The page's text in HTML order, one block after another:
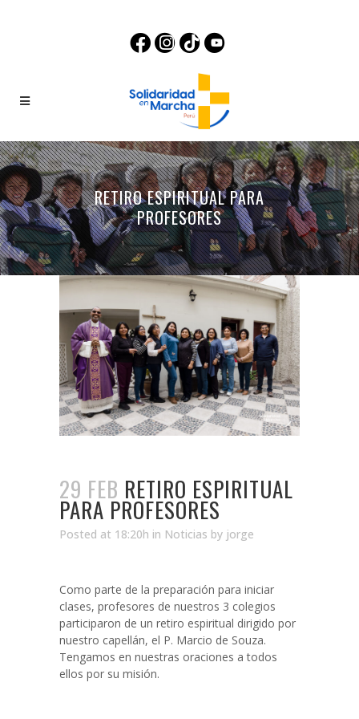
RETIRO ESPIRITUAL PARA
PROFESORES
29 FEB RETIRO ESPIRITUAL
PARA PROFESORES
Posted at 18:20h in Noticias by jorge
Como parte de la preparación para iniciar
clases, profesores de nuestros 3 colegios
participaron de un retiro espiritual dirigido por
nuestro capellán, el P. Marcio de Souza.
Tengamos en nuestras oraciones a todos
ellos por su misión.